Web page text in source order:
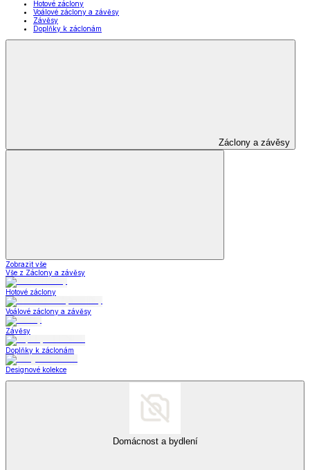
Hotové záclony
Voálové záclony a závěsy
Závěsy
Doplňky k záclonám
Záclony a závěsy
Zobrazit vše
Vše z Záclony a závěsy
Hotové záclony
Voálové záclony a závěsy
Závěsy
Doplňky k záclonám
Designové kolekce
Domácnost a bydlení